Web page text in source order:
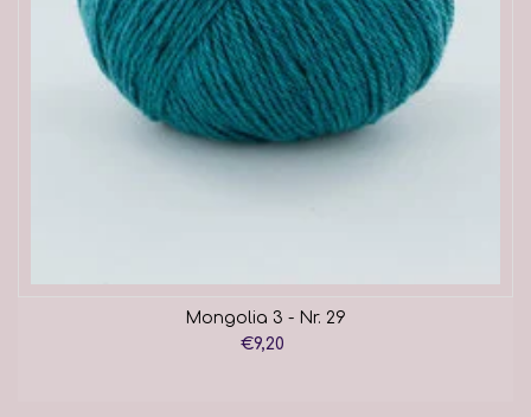
Mongolia 3 - Nr. 29
€9,20